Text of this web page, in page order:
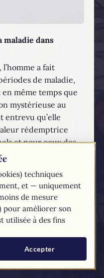
maladie dans
l’homme a fait
de maladie,
même temps que
mystérieuse au
entrevu qu’elle
rédemptrice
et pour ceux des
était vécue
demandait sa
de l'Église catholique sont
techniques
et — uniquement
de mesure
pour améliorer son
utilisée à des fins
Accepter